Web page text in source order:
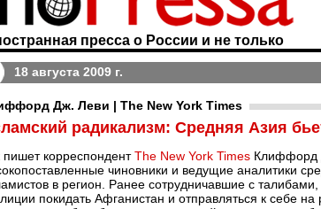
пресса о России и не только
18 августа 2009 г.
Дж. Леви | The New York Times
радикализм: Средняя Азия
пишет корреспондентThe New York Times Клиффорд
чиновники и ведущие аналитики
в регион. Ранее сотрудничавшие с
покидать Афганистан и отправляться к себе